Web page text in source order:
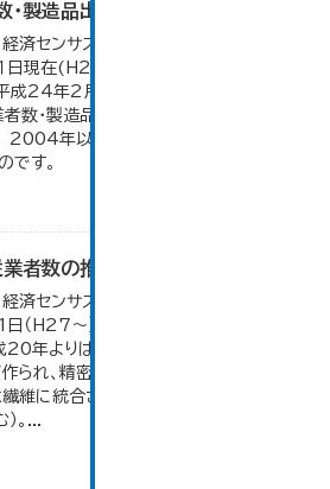
・製造品出荷額等の推移
経済センサス。各年12月31日現在
日現在(H27～)。 平成23年のみ事
成24年2月1日現在。 大仙市の統計
数・製造品出荷額等の推移」のデー
2004年以前の数値は合併前市町村
です。
業者数の推移
経済センサス。 各年12月31日現在
（H27～）・平成23年のみ平成24
年よりはん用機械、生産用機械、
られ、精密機械、一般用機械の分類
繊維に統合された。 数値は総従業者
。...